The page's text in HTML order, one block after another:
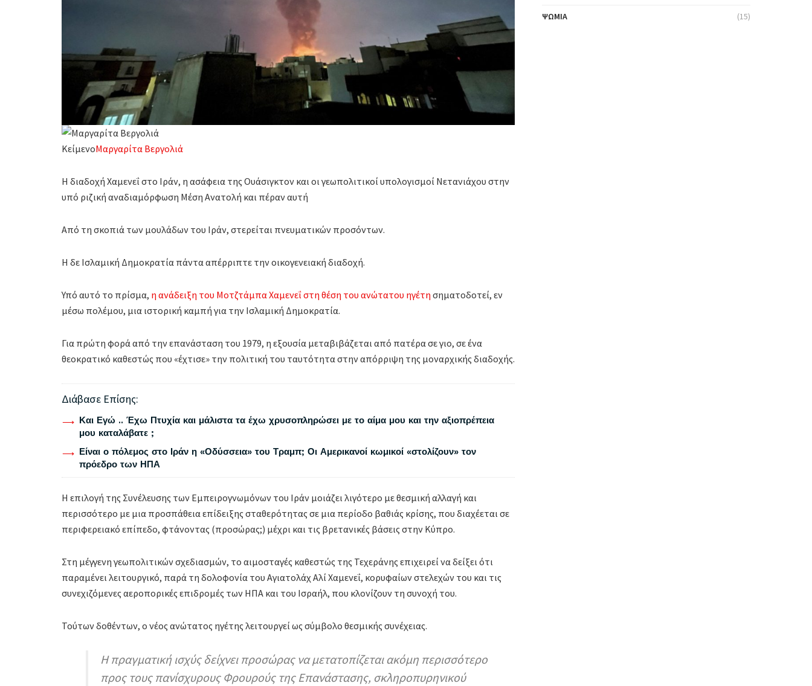
ΚείμενοΜαργαρίτα Βεργολιά
Η διαδοχή Χαμενεΐ στο Ιράν, η ασάφεια της Ουάσιγκτον και οι γεωπολιτικοί υπολογισμοί Νετανιάχου στην
υπό ριζική αναδιαμόρφωση Μέση Ανατολή και πέραν αυτή
Από τη σκοπιά των μουλάδων του Ιράν, στερείται πνευματικών προσόντων.
Η δε Ισλαμική Δημοκρατία πάντα απέρριπτε την οικογενειακή διαδοχή.
Υπό αυτό το πρίσμα, η ανάδειξη του Μοτζτάμπα Χαμενεΐ στη θέση του ανώτατου ηγέτη σηματοδοτεί, εν
μέσω πολέμου, μια ιστορική καμπή για την Ισλαμική Δημοκρατία.
Για πρώτη φορά από την επανάσταση του 1979, η εξουσία μεταβιβάζεται από πατέρα σε γιο, σε ένα
θεοκρατικό καθεστώς που «έχτισε» την πολιτική του ταυτότητα στην απόρριψη της μοναρχικής διαδοχής.
Διάβασε Επίσης:
Και Εγώ .. Έχω Πτυχία και μάλιστα τα έχω χρυσοπληρώσει με το αίμα μου και την αξιοπρέπεια
μου καταλάβατε ;
Είναι ο πόλεμος στο Ιράν η «Οδύσσεια» του Τραμπ; Οι Αμερικανοί κωμικοί «στολίζουν» τον
πρόεδρο των ΗΠΑ
Η επιλογή της Συνέλευσης των Εμπειρογνωμόνων του Ιράν μοιάζει λιγότερο με θεσμική αλλαγή και
περισσότερο με μια προσπάθεια επίδειξης σταθερότητας σε μια περίοδο βαθιάς κρίσης, που διαχέεται σε
περιφερειακό επίπεδο, φτάνοντας (προσώρας;) μέχρι και τις βρετανικές βάσεις στην Κύπρο.
Στη μέγγενη γεωπολιτικών σχεδιασμών, το αιμοσταγές καθεστώς της Τεχεράνης επιχειρεί να δείξει ότι
παραμένει λειτουργικό, παρά τη δολοφονία του Αγιατολάχ Αλί Χαμενεΐ, κορυφαίων στελεχών του και τις
συνεχιζόμενες αεροπορικές επιδρομές των ΗΠΑ και του Ισραήλ, που κλoνίζουν τη συνοχή του.
Τούτων δοθέντων, ο νέος ανώτατος ηγέτης λειτουργεί ως σύμβολο θεσμικής συνέχειας.
Η πραγματική ισχύς δείχνει προσώρας να μετατοπίζεται ακόμη περισσότερο
προς τους πανίσχυρους Φρουρούς της Επανάστασης, σκληροπυρηνικού
ΨΩΜΙΆ (15)